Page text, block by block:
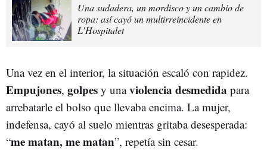
Una sudadera, un mordisco y un cambio de
ropa: así cayó un multirreincidente en
L’Hospitalet
Una vez en el interior, la situación escaló con rapidez.
Empujones, golpes y unaviolencia desmedida para
arrebatarle el bolso que llevaba encima. La mujer,
indefensa, cayó al suelo mientras gritaba desesperada:
“me matan, me matan”, repetía sin cesar.